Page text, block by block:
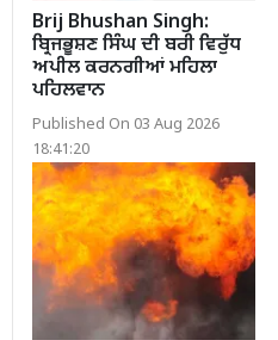
Brij Bhushan Singh:
ਬ੍ਰਿਜਭੂਸ਼ਣ ਸਿੰਘ ਦੀ ਬਰੀ ਵਿਰੁੱਧ
ਅਪੀਲ ਕਰਨਗੀਆਂ ਮਹਿਲਾ
ਪਹਿਲਵਾਨ
Published On 03 Aug 2026
18:41:20